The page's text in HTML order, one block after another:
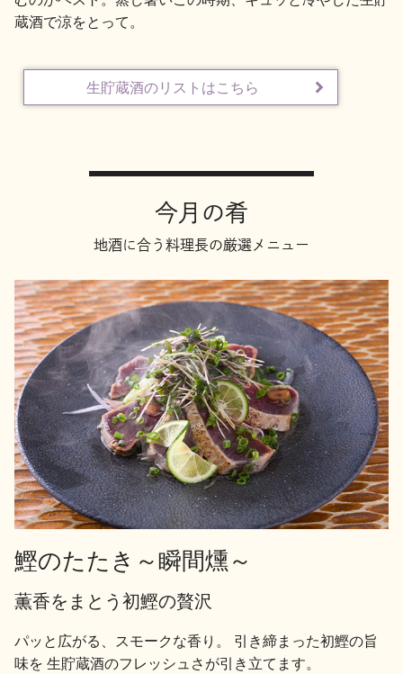
地酒川柳 地酒小説
日本酒の楽しみ方特集
地酒・イベント情報
イベント情報TOP 新商品・おすすめ商品
季節の商品 イベント情報
蔵酒で涼をとって。
生貯蔵酒のリストはこちら
今月の肴
地酒に合う料理長の厳選メニュー
鰹のたたき～瞬間燻～
薫香をまとう初鰹の贅沢
パッと広がる、スモークな香り。 引き締まった初鰹の旨
味を 生貯蔵酒のフレッシュさが引き立てます。